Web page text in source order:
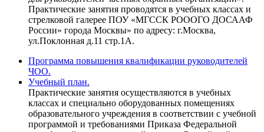
Практические занятия проводятся в учебных классах и
стрелковой галерее ПОУ «МГССК РОООГО ДОСААФ
России» города Москвы» по адресу: г.Москва,
ул.Поклонная д.11 стр.1А.
Программа повышения квалификации руководителей
ЧОО.
Учебный план.
Практические занятия осуществляются в учебных
классах и специально оборудованных помещениях
образовательного учреждения в соответствии с учебной
программой и требованиями Приказа Федеральной